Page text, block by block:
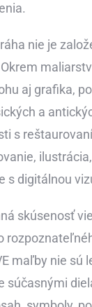
nie je
aj grafika,
a
s
s digitálnou
skúsenosť
maľby nie sú
súčasnými